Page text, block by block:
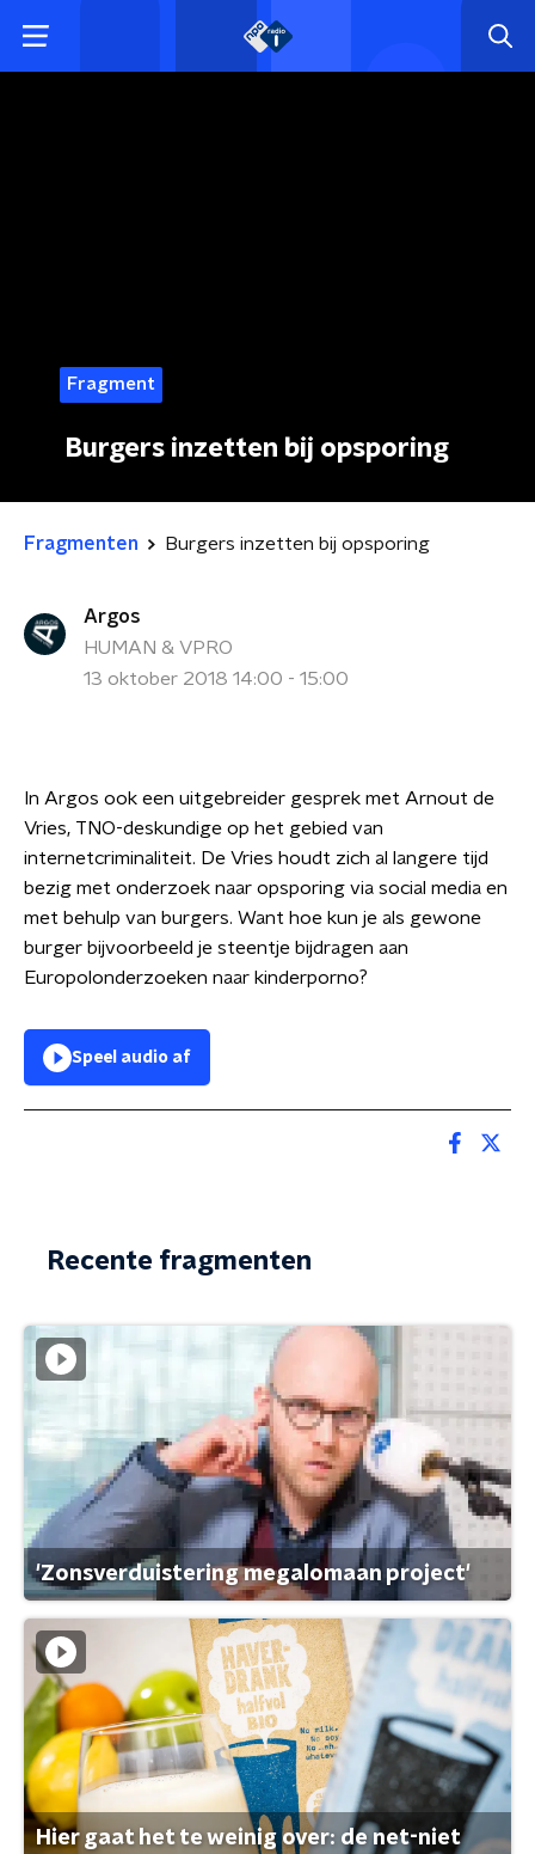
Fragment
Burgers inzetten bij opsporing
Fragmenten Burgers inzetten bij opsporing
Argos
HUMAN & VPRO
13 oktober 2018 14:00 - 15:00
In Argos ook een uitgebreider gesprek met Arnout de
Vries, TNO-deskundige op het gebied van
internetcriminaliteit. De Vries houdt zich al langere tijd
bezig met onderzoek naar opsporing via social media en
met behulp van burgers. Want hoe kun je als gewone
burger bijvoorbeeld je steentje bijdragen aan
Europolonderzoeken naar kinderporno?
Speel audio af
Recente fragmenten
'Zonsverduistering megalomaan project'
Hier gaat het te weinig over: de net-niet